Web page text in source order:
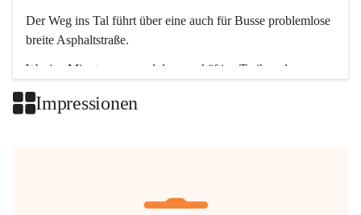
Der Weg ins Tal führt über eine auch für Busse problemlose
breite Asphaltstraße.
Wenige Minuten nur, und das geschäftige Treiben der
Impressionen